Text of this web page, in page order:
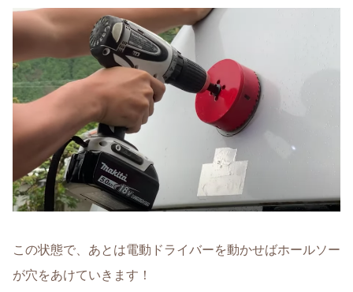
この状態で、あとは電動ドライバーを動かせばホールソー
が穴をあけていきます！